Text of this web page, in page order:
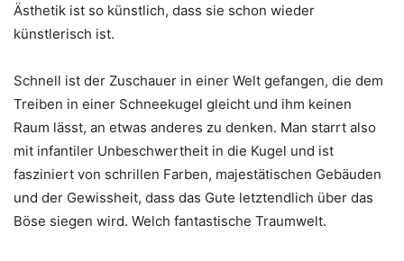
Ästhetik ist so künstlich, dass sie schon wieder
künstlerisch ist.
Schnell ist der Zuschauer in einer Welt gefangen, die dem
Treiben in einer Schneekugel gleicht und ihm keinen
Raum lässt, an etwas anderes zu denken. Man starrt also
mit infantiler Unbeschwertheit in die Kugel und ist
fasziniert von schrillen Farben, majestätischen Gebäuden
und der Gewissheit, dass das Gute letztendlich über das
Böse siegen wird. Welch fantastische Traumwelt.